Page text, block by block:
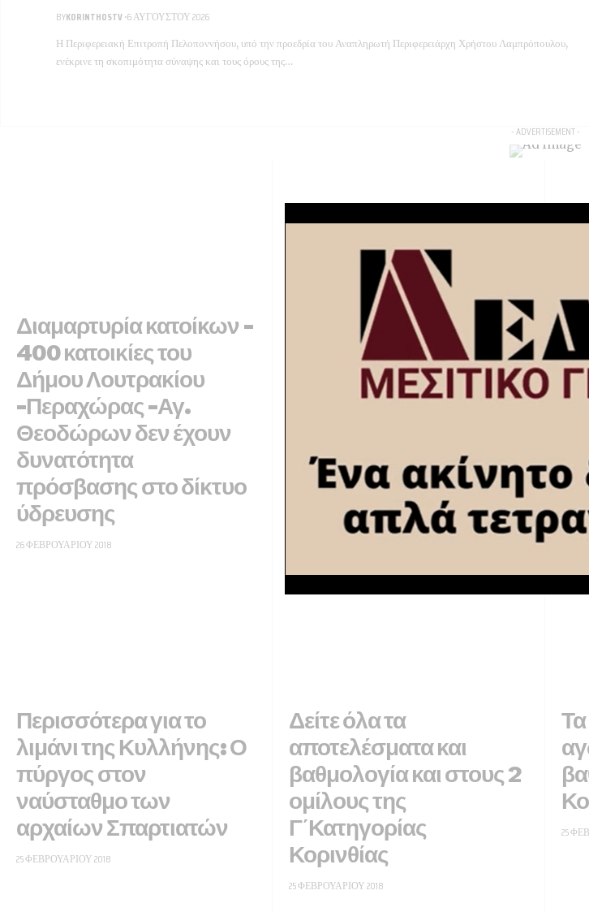
BYKORINTHOSTV 6 ΑΥΓΟΎΣΤΟΥ 2026
Η Περιφερειακή Επιτροπή Πελοποννήσου, υπό την προεδρία του Αναπληρωτή Περιφερειάρχη Χρήστου Λαμπρόπουλου,
ενέκρινε τη σκοπιμότητα σύναψης και τους όρους της…
- ADVERTISEMENT -
Διαμαρτυρία κατοίκων –
400 κατοικίες του
Δήμου Λουτρακίου
-Περαχώρας -Αγ.
Θεοδώρων δεν έχουν
δυνατότητα
πρόσβασης στο δίκτυο
ύδρευσης
26 ΦΕΒΡΟΥΑΡΊΟΥ 2018
Ο Billy Zane βρίσκεται
στη Λακωνία – Δείτε
φωτογραφίες
Ο
26
Περισσότερα για το
λιμάνι της Κυλλήνης: Ο
πύργος στον
ναύσταθμο των
αρχαίων Σπαρτιατών
25 ΦΕΒΡΟΥΑΡΊΟΥ 2018
Δείτε όλα τα
αποτελέσματα και
βαθμολογία και στους 2
ομίλους της
Γ΄Κατηγορίας
Κορινθίας
25 ΦΕΒΡΟΥΑΡΊΟΥ 2018
25